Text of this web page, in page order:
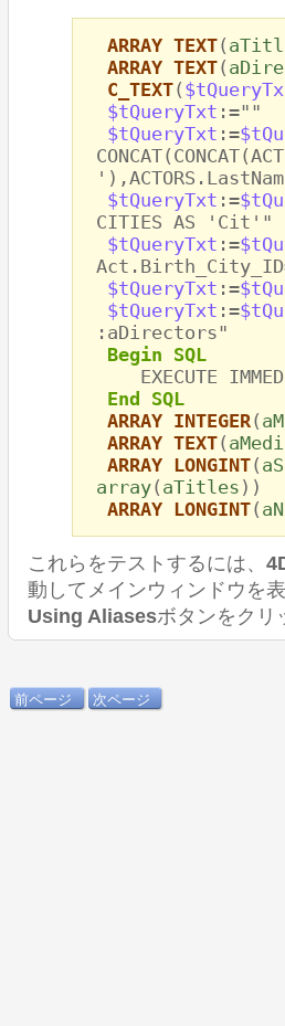
ARRAY TEXT(
ARRAY TEXT(
C_TEXT(
$tQueryTxt :=""
$tQueryTxt :=
$tQueryTxt :=
CITIES AS 'Cit'"
$tQueryTxt :=
$tQueryTxt :=
$tQueryTxt :=
:aDirectors"
Begin SQL
EXECUTE
End SQL
ARRAY INTEGER(
ARRAY TEXT(
ARRAY LONGINT(
array( aTitles ))
ARRAY LONGINT(
これらをテストするには、
動してメインウィンドウを
Using Aliasesボタンをクリ
前ページ 次ページ